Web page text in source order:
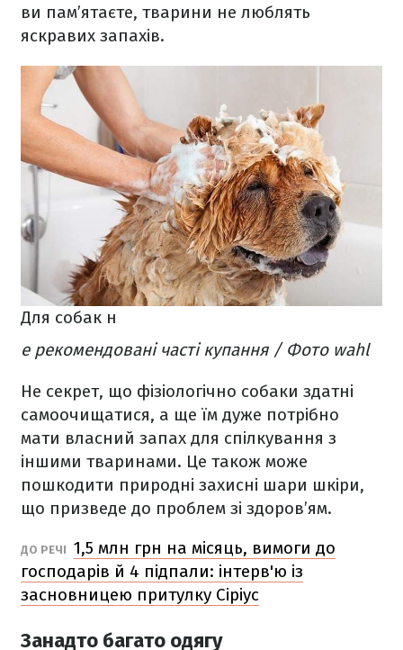
ви пам’ятаєте, тварини не люблять
яскравих запахів.
Для собак н
е рекомендовані часті купання / Фото wahl
Не секрет, що фізіологічно собаки здатні
самоочищатися, а ще їм дуже потрібно
мати власний запах для спілкування з
іншими тваринами. Це також може
пошкодити природні захисні шари шкіри,
що призведе до проблем зі здоров’ям.
ДО РЕЧІ 1,5 млн грн на місяць, вимоги до
господарів й 4 підпали: інтерв'ю із
засновницею притулку Сіріус
Занадто багато одягу